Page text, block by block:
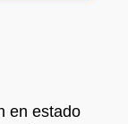
en estado